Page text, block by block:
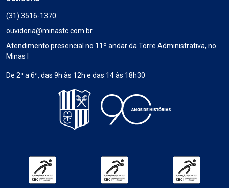
(31) 3516-1370
ouvidoria@minastc.com.br
Atendimento presencial no 11º andar da Torre Administrativa, no
Minas I
De 2ª a 6ª, das 9h às 12h e das 14 às 18h30